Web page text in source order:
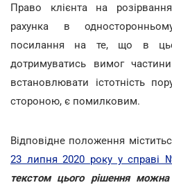
Право клієнта на
рахунка в
посилання на те, що в
дотримуватись вимог
встановлювати істотність
стороною, є помилковим.
Відповідне положення
23 липня 2020 року у справі
текстом цього рішення